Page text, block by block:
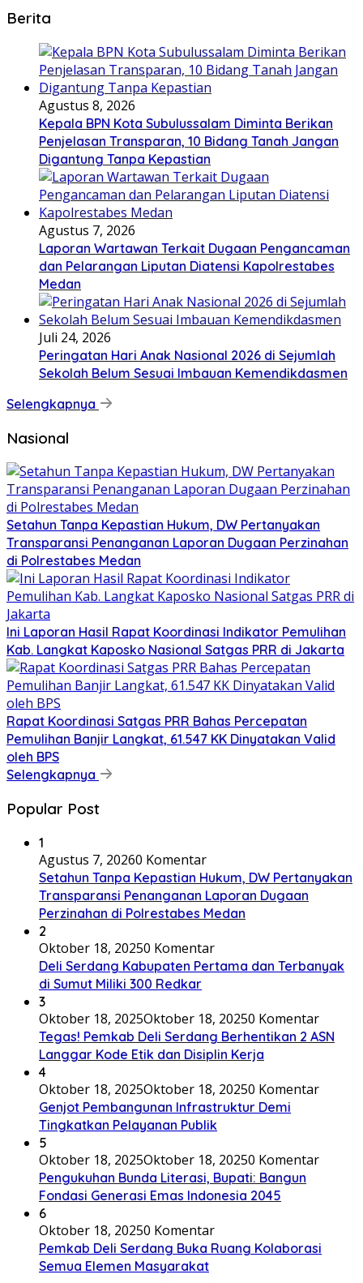
Berita
Agustus 8, 2026
Kepala BPN Kota Subulussalam Diminta Berikan
Penjelasan Transparan, 10 Bidang Tanah Jangan
Digantung Tanpa Kepastian
Agustus 7, 2026
Laporan Wartawan Terkait Dugaan Pengancaman
dan Pelarangan Liputan Diatensi Kapolrestabes
Medan
Juli 24, 2026
Peringatan Hari Anak Nasional 2026 di Sejumlah
Sekolah Belum Sesuai Imbauan Kemendikdasmen
Selengkapnya
Nasional
Setahun Tanpa Kepastian Hukum, DW Pertanyakan
Transparansi Penanganan Laporan Dugaan Perzinahan
di Polrestabes Medan
Ini Laporan Hasil Rapat Koordinasi Indikator Pemulihan
Kab. Langkat Kaposko Nasional Satgas PRR di Jakarta
Rapat Koordinasi Satgas PRR Bahas Percepatan
Pemulihan Banjir Langkat, 61.547 KK Dinyatakan Valid
oleh BPS
Selengkapnya
Popular Post
1
Agustus 7, 20260 Komentar
Setahun Tanpa Kepastian Hukum, DW Pertanyakan
Transparansi Penanganan Laporan Dugaan
Perzinahan di Polrestabes Medan
2
Oktober 18, 20250 Komentar
Deli Serdang Kabupaten Pertama dan Terbanyak
di Sumut Miliki 300 Redkar
3
Oktober 18, 2025Oktober 18, 20250 Komentar
Tegas! Pemkab Deli Serdang Berhentikan 2 ASN
Langgar Kode Etik dan Disiplin Kerja
4
Oktober 18, 2025Oktober 18, 20250 Komentar
Genjot Pembangunan Infrastruktur Demi
Tingkatkan Pelayanan Publik
5
Oktober 18, 2025Oktober 18, 20250 Komentar
Pengukuhan Bunda Literasi, Bupati: Bangun
Fondasi Generasi Emas Indonesia 2045
6
Oktober 18, 20250 Komentar
Pemkab Deli Serdang Buka Ruang Kolaborasi
Semua Elemen Masyarakat